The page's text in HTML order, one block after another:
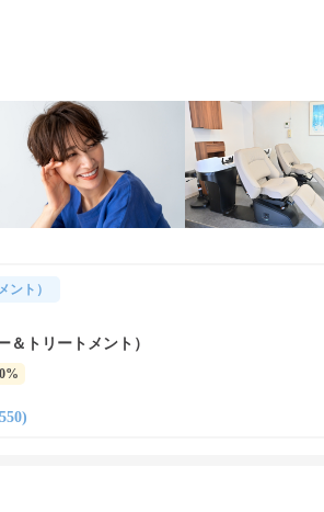
ント）
＆トリートメント）